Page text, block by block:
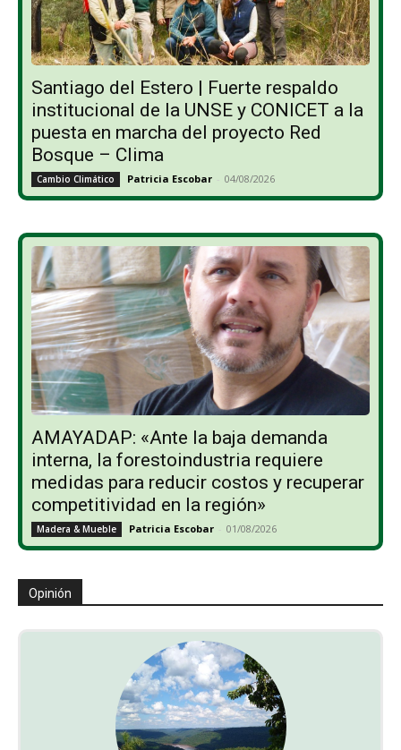
Santiago del Estero | Fuerte respaldo
institucional de la UNSE y CONICET a la
puesta en marcha del proyecto Red
Bosque – Clima
Cambio Climático Patricia Escobar - 04/08/2026
AMAYADAP: «Ante la baja demanda
interna, la forestoindustria requiere
medidas para reducir costos y recuperar
competitividad en la región»
Madera & Mueble Patricia Escobar - 01/08/2026
Opinión